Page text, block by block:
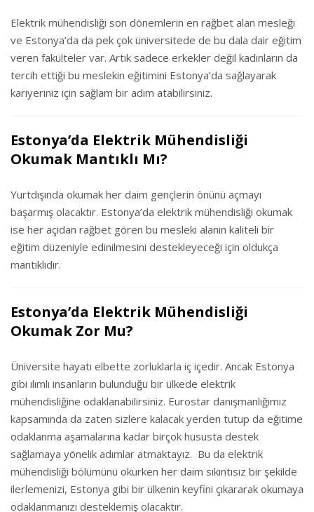
Elektrik mühendisliği son dönemlerin en rağbet alan mesleği
ve Estonya’da da pek çok üniversitede de bu dala dair eğitim
veren fakülteler var. Artık sadece erkekler değil kadınların da
tercih ettiği bu meslekin eğitimini Estonya’da sağlayarak
kariyeriniz için sağlam bir adım atabilirsiniz.
Estonya’da Elektrik Mühendisliği
Okumak Mantıklı Mı?
Yurtdışında okumak her daim gençlerin önünü açmayı
başarmış olacaktır. Estonya’da elektrik mühendisliği okumak
ise her açıdan rağbet gören bu mesleki alanın kaliteli bir
eğitim düzeniyle edinilmesini destekleyeceği için oldukça
mantıklıdır.
Estonya’da Elektrik Mühendisliği
Okumak Zor Mu?
Üniversite hayatı elbette zorluklarla iç içedir. Ancak Estonya
gibi ılımlı insanların bulunduğu bir ülkede elektrik
mühendisliğine odaklanabilirsiniz. Eurostar danışmanlığımız
kapsamında da zaten sizlere kalacak yerden tutup da eğitime
odaklanma aşamalarına kadar birçok hususta destek
sağlamaya yönelik adımlar atmaktayız. Bu da elektrik
mühendisliği bölümünü okurken her daim sıkıntısız bir şekilde
ilerlemenizi, Estonya gibi bir ülkenin keyfini çıkararak okumaya
odaklanmanızı desteklemiş olacaktır.